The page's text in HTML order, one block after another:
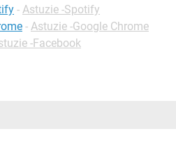
- Astuzie -Spotify
- Astuzie -Google Chrome
-Facebook